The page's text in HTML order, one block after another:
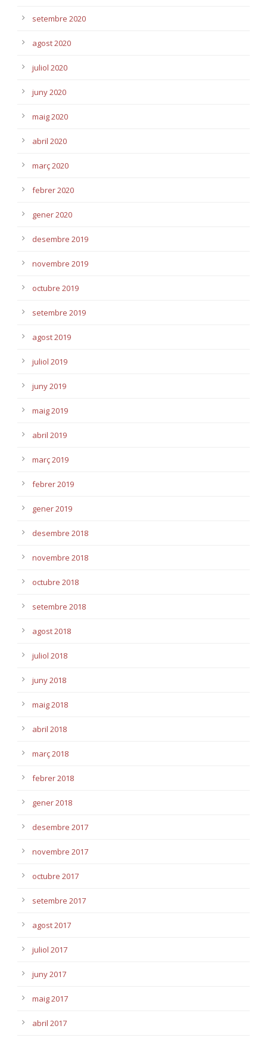
setembre 2020
agost 2020
juliol 2020
juny 2020
maig 2020
abril 2020
març 2020
febrer 2020
gener 2020
desembre 2019
novembre 2019
octubre 2019
setembre 2019
agost 2019
juliol 2019
juny 2019
maig 2019
abril 2019
març 2019
febrer 2019
gener 2019
desembre 2018
novembre 2018
octubre 2018
setembre 2018
agost 2018
juliol 2018
juny 2018
maig 2018
abril 2018
març 2018
febrer 2018
gener 2018
desembre 2017
novembre 2017
octubre 2017
setembre 2017
agost 2017
juliol 2017
juny 2017
maig 2017
abril 2017